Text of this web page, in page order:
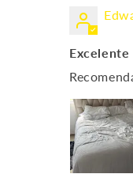
Excelente